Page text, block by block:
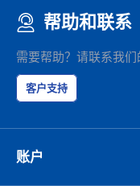
帮助和联系
需要帮助？请联系我们
客户支持
账户